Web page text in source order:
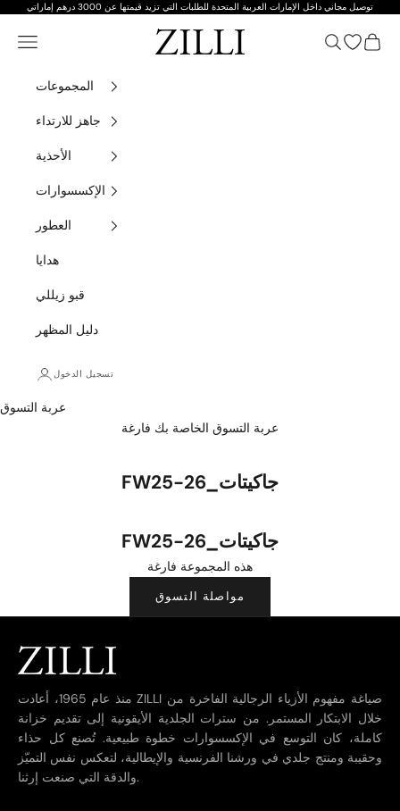
تخطي إلى المحتوى توصيل مجاني داخل الإمارات العربية المتحدة للطلبات التي تزيد قيمتها عن 3000 درهم إماراتي
زيللي قائمة التنقل بحثمفتوحة
المجموعات
جاهز للارتداء
الأحذية
الإكسسوارات
العطور
هدايا
قبو زيللي
دليل المظهر
تسجيل الدخول
عربة التسوق
عربة التسوق الخاصة بك فارغة
FW25-26_جاكيتات
FW25-26_جاكيتات
هذه المجموعة فارغة
مواصلة التسوق
منذ عام 1965، أعادت ZILLI صياغة مفهوم الأزياء الرجالية الفاخرة من
خلال الابتكار المستمر. من سترات الجلدية الأيقونية إلى تقديم خزانة
كاملة، كان التوسع في الإكسسوارات خطوة طبيعية. تُصنع كل حذاء
وحقيبة ومنتج جلدي في ورشنا الفرنسية والإيطالية، لتعكس نفس التميّز
والدقة التي صنعت إرثنا.